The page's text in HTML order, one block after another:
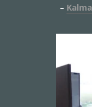
–